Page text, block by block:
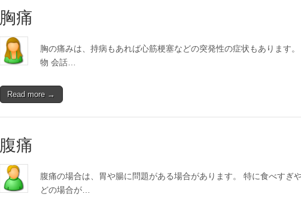
胸痛
胸の痛みは、持病もあれば心筋梗塞などの突発性の症状もあります
物 会話…
Read more →
腹痛
腹痛の場合は、胃や腸に問題がある場合があります。 特に食べすぎ
どの場合が…